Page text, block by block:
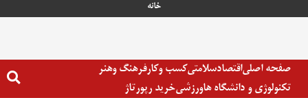
خانه
صفحه اصلیاقتصادسلامتیکسب وکارفرهنگ وهنر
تکنولوژی و دانشگاه هاورزشیخرید رپورتاژ